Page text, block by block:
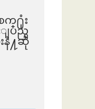
က္​႐ုံး
ျပည္​
နဲ႔ဆို